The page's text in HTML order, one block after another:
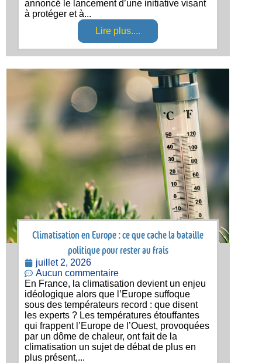
annoncé le lancement d’une initiative visant
à protéger et à...
Lire plus....
Climatisation en Europe : ce que cache la bataille
politique pour rester au frais
juillet 2, 2026
Aucun commentaire
En France, la climatisation devient un enjeu
idéologique alors que l’Europe suffoque
sous des températeurs record : que disent
les experts ? Les températures étouffantes
qui frappent l’Europe de l’Ouest, provoquées
par un dôme de chaleur, ont fait de la
climatisation un sujet de débat de plus en
plus présent,...